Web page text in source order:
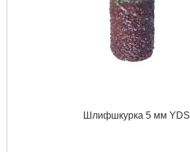
Шлифшкурка 5 мм YDS